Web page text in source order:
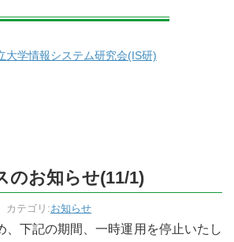
大学情報システム研究会(IS研)
のお知らせ(11/1)
カテゴリ:お知らせ
、下記の期間、一時運用を停止いたし